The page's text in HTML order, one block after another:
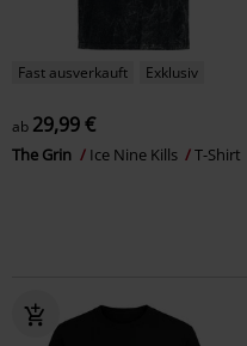
Fast ausverkauft Exklusiv
ab 29,99 €
The Grin Ice Nine Kills T-Shirt